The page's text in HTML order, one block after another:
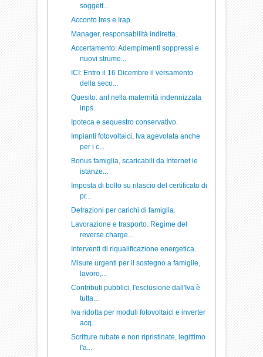
soggett...
Acconto Ires e Irap.
Manager, responsabilità indiretta.
Accertamento: Adempimenti soppressi e
nuovi strume...
ICI: Entro il 16 Dicembre il versamento
della seco...
Quesito: anf nella maternità indennizzata
inps.
Ipoteca e sequestro conservativo.
Impianti fotovoltaici, Iva agevolata anche
per i c...
Bonus famiglia, scaricabili da Internet le
istanze...
Imposta di bollo su rilascio del certificato di
pr...
Detrazioni per carichi di famiglia.
Lavorazione e trasporto. Regime del
reverse charge...
Interventi di riqualificazione energetica.
Misure urgenti per il sostegno a famiglie,
lavoro,...
Contributi pubblici, l'esclusione dall'Iva è
tutta...
Iva ridotta per moduli fotovoltaici e inverter
acq...
Scritture rubate e non ripristinate, legittimo
l'a...